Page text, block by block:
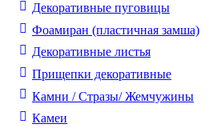
Декоративные пуговицы
Фоамиран (пластичная замша)
Декоративные листья
Прищепки декоративные
Камни / Cтразы/ Жемчужины
Камеи